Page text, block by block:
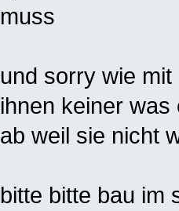
muss
und sorry wie
ihnen keiner
ab weil sie nicht
bitte bitte bau im